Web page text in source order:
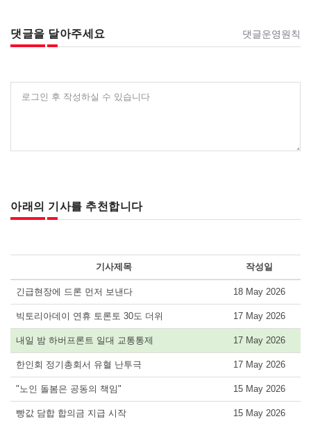
댓글을 달아주세요 댓글운영원칙
로그인 후 작성하실 수 있습니다
아래의 기사를 추천합니다
기사제목 작성일
긴급현장에 드론 먼저 보낸다 18 May 2026
빅토리아데이 연휴 토론토 30도 더위 17 May 2026
내일 밤 하버프론트 일대 교통통제 17 May 2026
한인회 정기총회서 유혈 난투극 17 May 2026
"노인 돌봄은 공동의 책임" 15 May 2026
빵값 담합 합의금 지급 시작 15 May 2026